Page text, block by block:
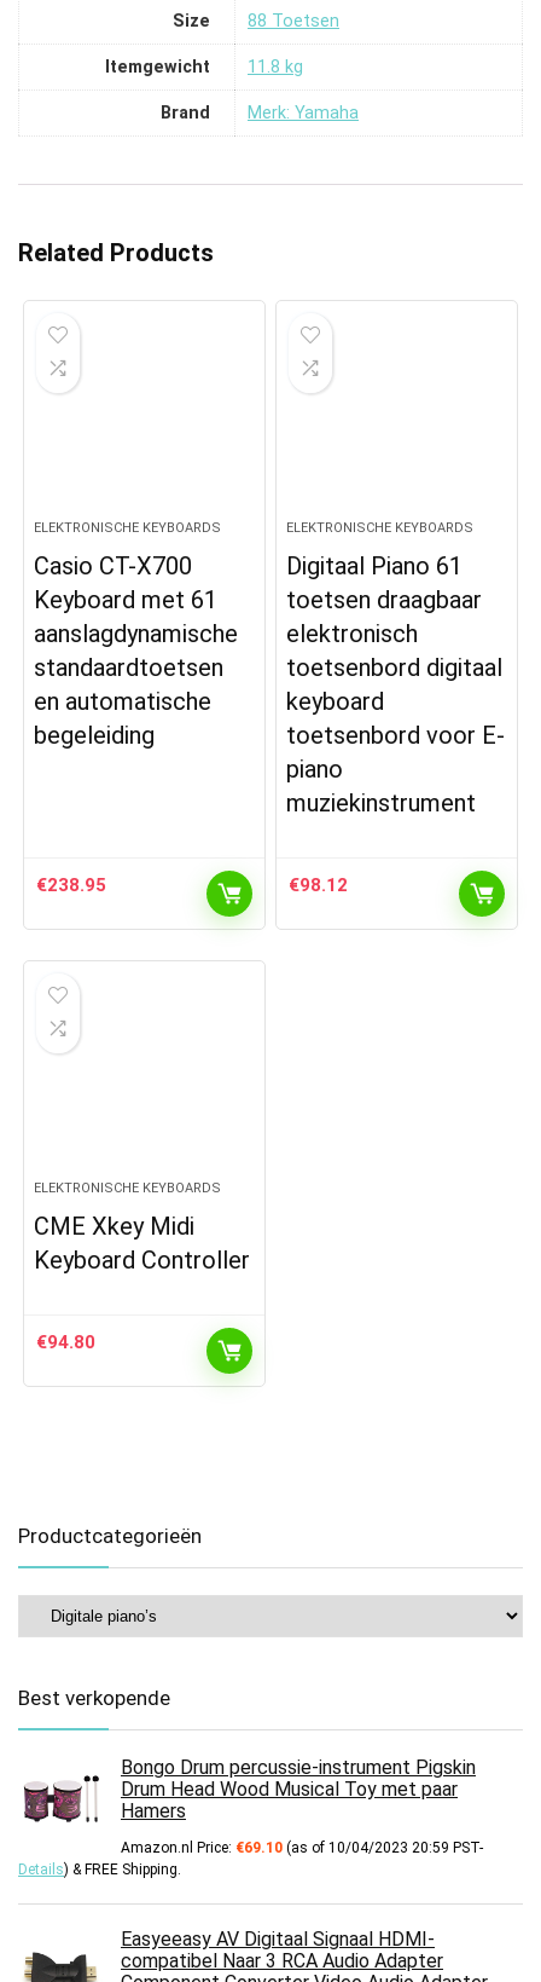
Size ‎88 Toetsen
Itemgewicht ‎11.8 kg
Brand Merk: Yamaha
Related Products
ELEKTRONISCHE KEYBOARDS
Casio CT-X700
Keyboard met 61
aanslagdynamische
standaardtoetsen
en automatische
begeleiding
€238.95
ELEKTRONISCHE KEYBOARDS
Digitaal Piano 61
toetsen draagbaar
elektronisch
toetsenbord digitaal
keyboard
toetsenbord voor E-
piano
muziekinstrument
€98.12
ELEKTRONISCHE KEYBOARDS
CME Xkey Midi
Keyboard Controller
€94.80
Productcategorieën
Best verkopende
Bongo Drum percussie-instrument Pigskin
Drum Head Wood Musical Toy met paar
Hamers
Amazon.nl Price: €69.10 (as of 10/04/2023 20:59 PST-
Details) & FREE Shipping.
Easyeeasy AV Digitaal Signaal HDMI-
compatibel Naar 3 RCA Audio Adapter